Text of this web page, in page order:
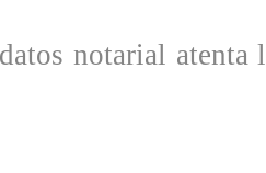
notarial atenta